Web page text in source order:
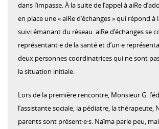
dans l’impasse. À la suite de l’appel à aiRe
en place une « aiRe d’échanges » qui répond
suivi émanant du réseau. aiRe d’échanges se
représentant·e de la santé et d’un·e
deux personnes coordinatrices qui ne sont
la situation initiale.
Lors de la première rencontre, Monsieur G.
l’assistante sociale, la pédiatre, la thérapeute,
parents sont présent·e·s. Naïma parle peu,